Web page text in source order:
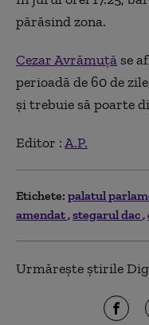
părăsind zona.
Cezar Avrămuţă se
perioadă de 60 de
şi trebuie să poarte
Editor :A.P.
Etichete: palatul
amendat stegarul dac
Urmărește știrile